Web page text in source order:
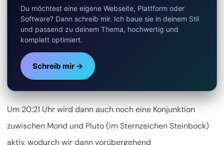
Du möchtest eine eigene Webseite, Plattform oder
Software? Dann schreib mir. Ich baue sie in deinem Stil
und passend zu deinem Thema, hochwertig und
komplett optimiert.
Schreib mir →
Um 20:21 Uhr wird dann auch noch eine Konjunktion
zuwischen Mond und Pluto (im Sternzeichen Steinbock)
aktiv, wodurch wir dann vorübergehend